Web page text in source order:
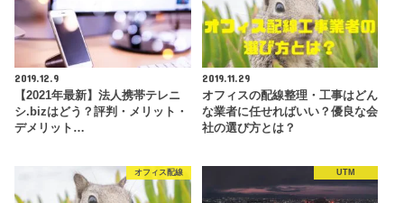
2019.12.9
【2021年最新】法人携帯テレニ
シ.bizはどう？評判・メリット・
デメリット…
2019.11.29
オフィスの配線整理・工事はどん
な業者に任せればいい？優良な会
社の選び方とは？
オフィス配線 UTM